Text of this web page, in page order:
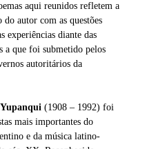
aqui reunidos refletem a
do autor com as questões
experiências diante das
a que foi submetido pelos
autoritários da
(1908 – 1992) foi
mais importantes do
e da música latino-